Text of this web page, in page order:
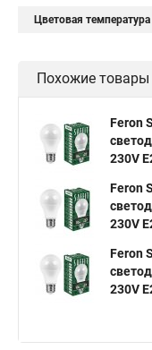
Цветовая температура
Похожие товары
Feron
230V
Feron
230V
Feron
230V